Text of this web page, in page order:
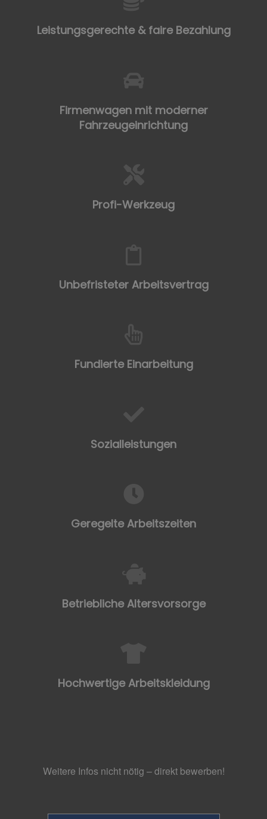
Leistungsgerechte & faire Bezahlung
Firmenwagen mit moderner
Fahrzeugeinrichtung
Profi-Werkzeug
Unbefristeter Arbeitsvertrag
Fundierte Einarbeitung
Sozialleistungen
Geregelte Arbeitszeiten
Betriebliche Altersvorsorge
Hochwertige Arbeitskleidung
Weitere Infos nicht nötig – direkt bewerben!